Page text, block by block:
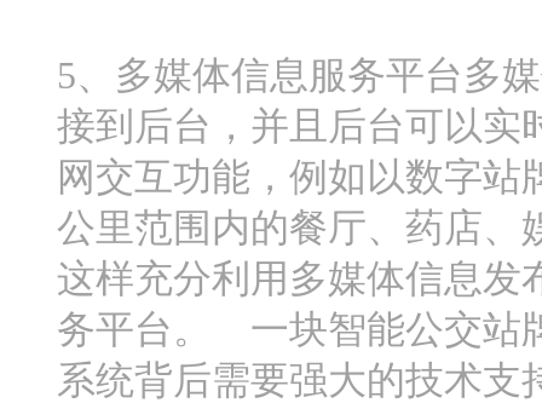
5、多媒体信息服务平台多
接到后台，并且后台可以实
网交互功能，例如以数字
公里范围内的餐厅、药店、
这样充分利用多媒体信息发
务平台。 一块智能公交站
系统背后需要强大的技术支